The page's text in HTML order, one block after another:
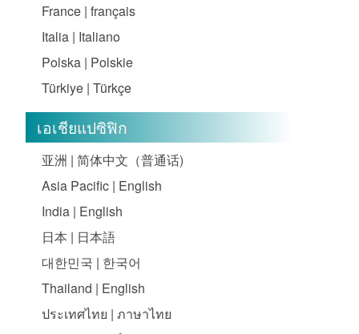
France | français
Italia | Italiano
Polska | Polskie
Türkiye | Türkçe
เอเชียแปซิฟิก
亚洲 | 简体中文（普通话)
Asia Pacific | English
India | English
日本 | 日本語
대한민국 | 한국어
Thailand | English
ประเทศไทย | ภาษาไทย